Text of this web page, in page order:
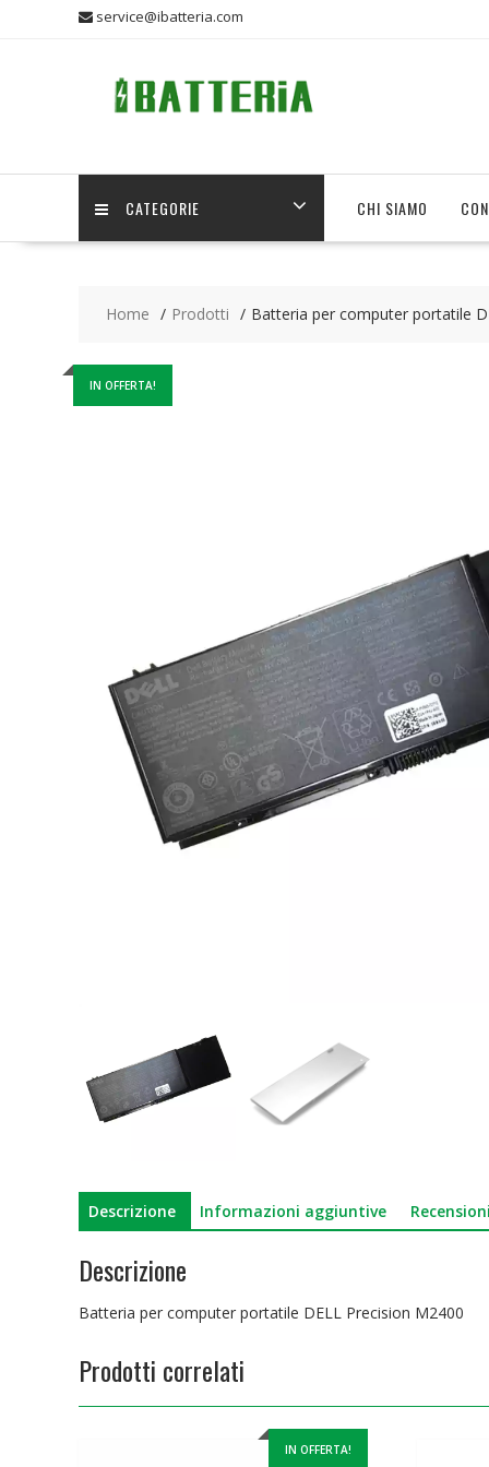
service@ibatteria.com
CATEGORIE CHI SIAMO
Home Prodotti Batteria per computer portatile
IN OFFERTA!
Descrizione Informazioni aggiuntive
Descrizione
Batteria per computer portatile DELL Precision M2400
Prodotti correlati
IN OFFERTA!